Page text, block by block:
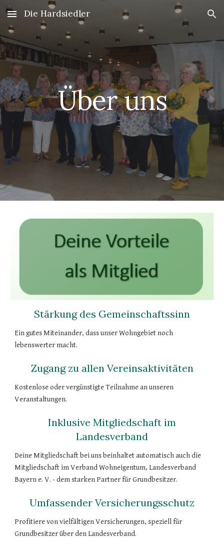
Skip to main content Skip to navigation
Die Hardsiedler
Über uns
Stärkung des Gemeinschaftssinn
Ein gutes Miteinander, dass unser Wohngebiet noch
lebenswerter macht.
Zugang zu allen Vereinsaktivitäten
Kostenlose oder vergünstigte Teilnahme an unseren
Veranstaltungen.
Inklusive Mitgliedschaft im
Landesverband
Deine Mitgliedschaft bei uns beinhaltet automatisch auch die
Mitgliedschaft im Verband Wohneigentum, Landesverband
Bayern e. V. - dem starken Partner für Grundbesitzer.
Umfassender Versicherungsschutz
Profitiere von vielfältigen Versicherungen, speziell für
Grundbesitzer über den Landesverband.